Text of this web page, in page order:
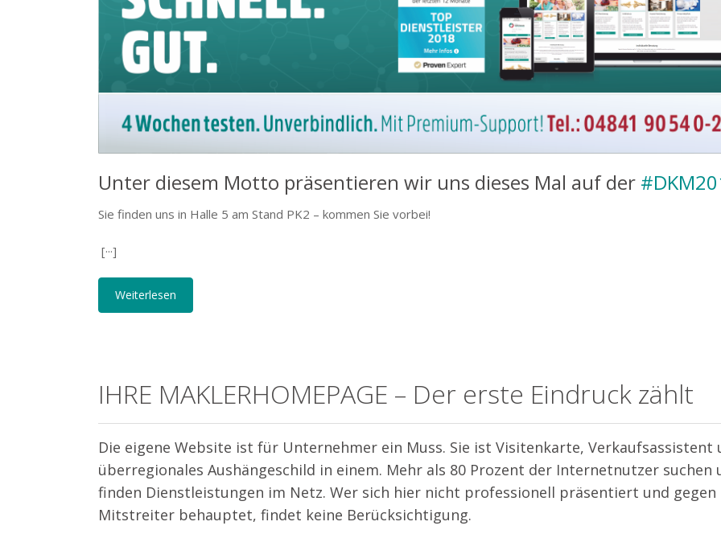
Unter diesem Motto präsentieren wir uns dieses Mal auf der
Sie finden uns in Halle 5 am Stand PK2 – kommen Sie vorbei!
[···]
Weiterlesen
IHRE MAKLERHOMEPAGE – Der erste Eindruck zählt
Die eigene Website ist für Unternehmer ein Muss. Sie ist Visitenkarte, Verkaufsassistent
überregionales Aushängeschild in einem. Mehr als 80 Prozent der Internetnutzer suchen
finden Dienstleistungen im Netz. Wer sich hier nicht professionell präsentiert und gegen
Mitstreiter behauptet, findet keine Berücksichtigung.